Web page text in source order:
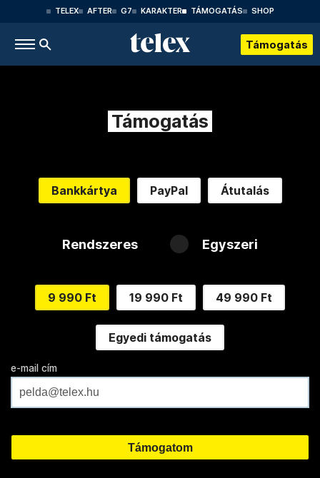
TELEX AFTER G7 KARAKTER TÁMOGATÁS SHOP
Támogatás
Támogatás
Bankkártya PayPal Átutalás
Rendszeres Egyszeri
9 990 Ft 19 990 Ft 49 990 Ft
Egyedi támogatás
e-mail cím